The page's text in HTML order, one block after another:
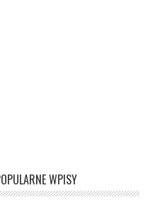
WPISY